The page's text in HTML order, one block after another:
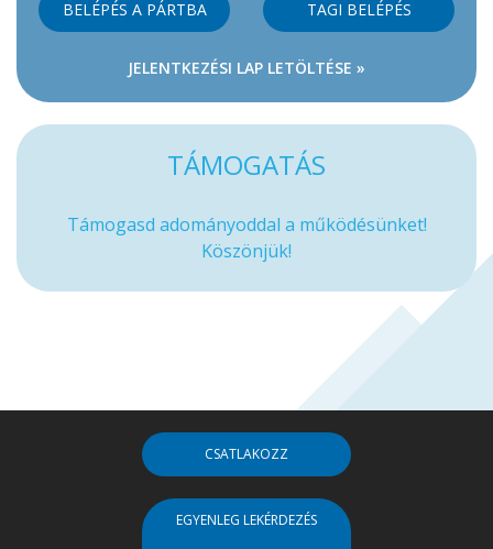
BELÉPÉS A PÁRTBA TAGI BELÉPÉS
JELENTKEZÉSI LAP LETÖLTÉSE »
TÁMOGATÁS
Támogasd adományoddal a működésünket!
Köszönjük!
CSATLAKOZZ
EGYENLEG LEKÉRDEZÉS